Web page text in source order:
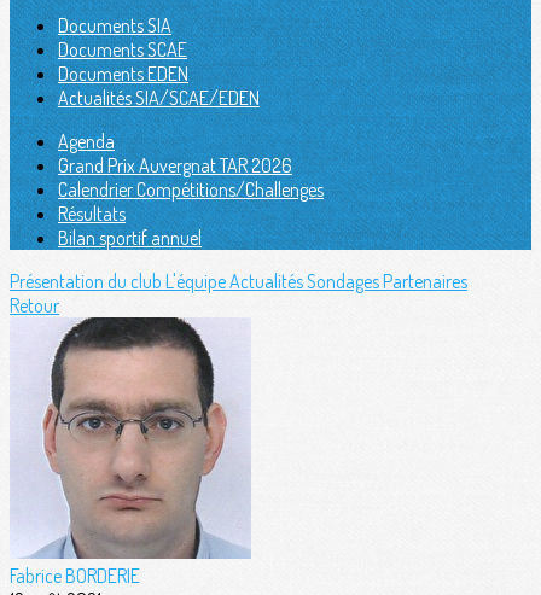
Documents SIA
Documents SCAE
Documents EDEN
Actualités SIA/SCAE/EDEN
Agenda
Grand Prix Auvergnat TAR 2026
Calendrier Compétitions/Challenges
Résultats
Bilan sportif annuel
Présentation du club L'équipeActualitésSondagesPartenaires
Retour
Fabrice BORDERIE